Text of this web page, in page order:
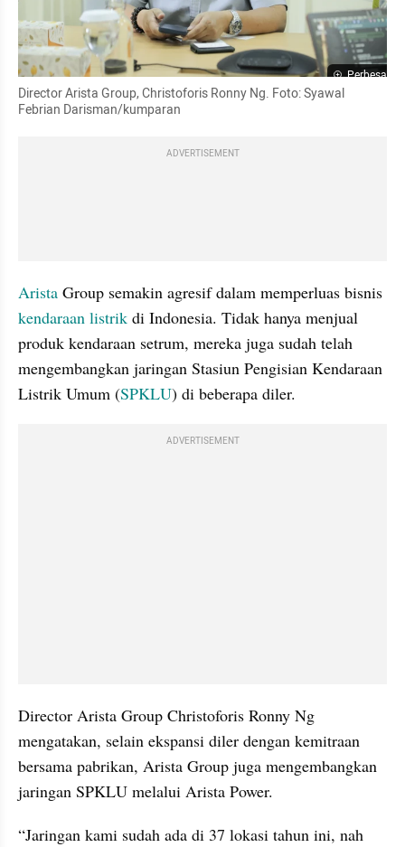
Perbesar
Director Arista Group, Christoforis Ronny Ng. Foto: Syawal
Febrian Darisman/kumparan
ADVERTISEMENT
Arista
kendaraan listrik di Indonesia. Tidak hanya menjual
produk kendaraan setrum, mereka juga sudah telah
mengembangkan jaringan Stasiun Pengisian Kendaraan
Listrik Umum (SPKLU) di beberapa diler.
ADVERTISEMENT
Director Arista Group Christoforis Ronny Ng
mengatakan, selain ekspansi diler dengan kemitraan
bersama pabrikan, Arista Group juga mengembangkan
jaringan SPKLU melalui Arista Power.
“Jaringan kami sudah ada di 37 lokasi tahun ini, nah